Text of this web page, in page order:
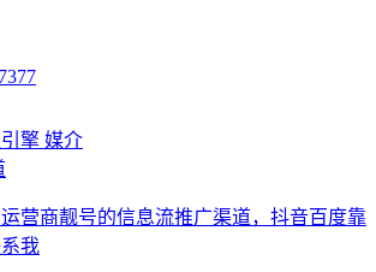
7377
擎 媒介
营商靓号的信息流推广渠道，抖音百度靠
我